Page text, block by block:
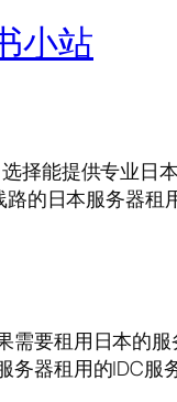
小站
择能提供专业日
的日本服务器租
要租用日本的
器租用的IDC